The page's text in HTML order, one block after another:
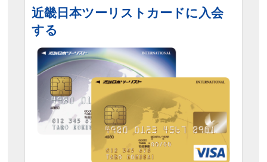
近畿日本ツーリストカードに入会
する